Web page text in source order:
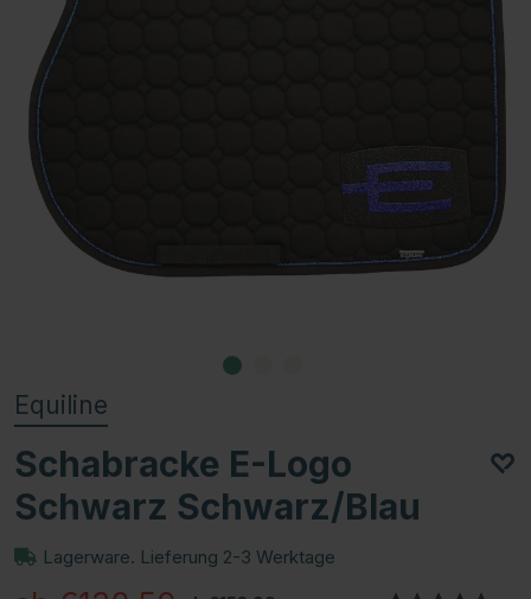
Equiline
Schabracke E-Logo
Schwarz Schwarz/Blau
Lagerware. Lieferung 2-3 Werktage